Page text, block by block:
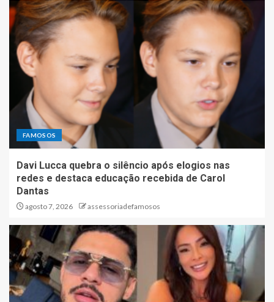
FAMOSOS
Davi Lucca quebra o silêncio após elogios nas
redes e destaca educação recebida de Carol
Dantas
agosto 7, 2026 assessoriadefamosos